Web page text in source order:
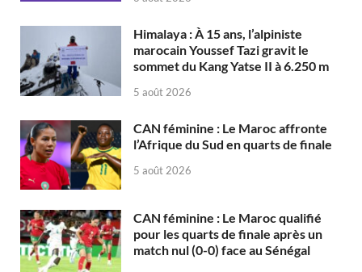
Himalaya : À 15 ans, l’alpiniste
marocain Youssef Tazi gravit le
sommet du Kang Yatse II à 6.250 m
5 août 2026
CAN féminine : Le Maroc affronte
l’Afrique du Sud en quarts de finale
5 août 2026
CAN féminine : Le Maroc qualifié
pour les quarts de finale après un
match nul (0-0) face au Sénégal